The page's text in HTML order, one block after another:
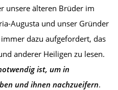
unsere älteren Brüder im
Augusta und unser Gründer
dazu aufgefordert, das
anderer Heiligen zu lesen.
ist, um in
und ihnen nachzueifern.